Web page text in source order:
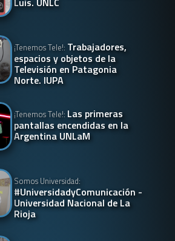
¡Tenemos Tele!: Trabajadores,
espacios y objetos de la
Televisión en Patagonia
Norte. IUPA
¡Tenemos Tele!: Las primeras
pantallas encendidas en la
Argentina UNLaM
Somos Universidad:
#UniversidadyComunicación -
Universidad Nacional de La
Rioja